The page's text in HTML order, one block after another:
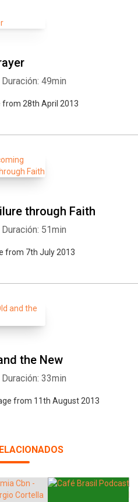
Duración: 49min
from 28th April 2013
through Faith
Duración: 51min
from 7th July 2013
the New
Duración: 33min
from 11th August 2013